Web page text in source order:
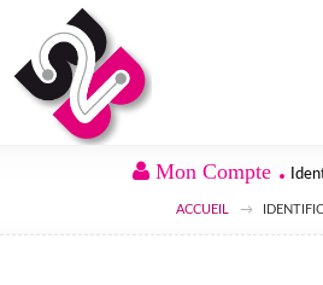
Mon Compte
ACCUEIL